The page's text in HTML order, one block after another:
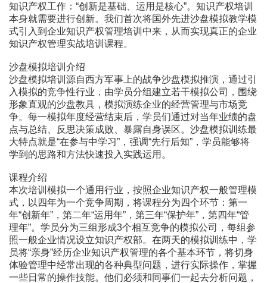
知识产权工作：“创新是基础、运用是核心”。知识产权培训
本身就需要进行创新。我们首次将国外先进沙盘模拟教学模
式引入到企业知识产权管理培训中来，从而实现真正的企业
知识产权管理实战培训课程。
沙盘模拟培训介绍
沙盘模拟培训源自西方军事上的战争沙盘模拟推演，通过引
入模拟的竞争性行业，由学员分组建立若干模拟公司，围绕
形象直观的沙盘教具，模拟演练企业的经营管理与市场竞
争。每一模拟年度经营结束后，学员们通过对当年业绩的盘
点与总结、反思决策成败、暴露自身误区。沙盘模拟训练最
大特点就是“在参与中学习”，强调“先行后知”，学员能够将
学到的思路和方法快速投入实践运用。
课程介绍
本次培训模拟一个通用行业，按照企业知识产权一般管理模
式，以四年为一个竞争周期，将课程分为四个环节：第一
年“创新年”，第二年“运用年”，第三年“保护年”，第四年“管
理年”。学员分为三组形成3个相互竞争的模拟公司，每组参
照一般企业情况设立知识产权部。在两天的模拟训练中，学
员将“亲身”经历企业知识产权管理的各个基本环节，将切身
体验管理中经常出现的各种典型问题，进行实际操作，掌握
一些日常的操作技能。他们必须和同事们一起去分析问题，